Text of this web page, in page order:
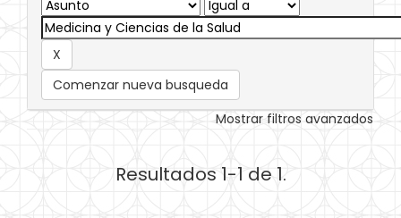
Comenzar nueva busqueda
Mostrar filtros avanzados
Resultados 1-1 de 1.